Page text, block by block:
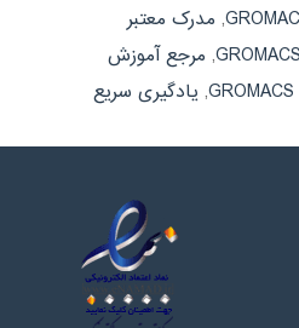
, مدرک معتبر
, مرجع آموزش
, یادگیری سریع